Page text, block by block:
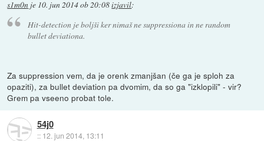
s1m0n je 10. jun 2014 ob 20:08izjavil:
Hit-detection je boljši ker nimaš ne suppressiona in ne random
bullet deviationa.
Za suppression vem, da je orenk zmanjšan (če ga je sploh za
opaziti), za bullet deviation pa dvomim, da so ga "izklopili" - vir?
Grem pa vseeno probat tole.
54j0
:: 12. jun 2014, 13:11